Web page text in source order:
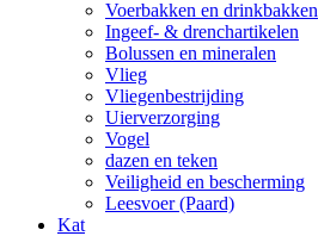
Voerbakken en drinkbakken
Ingeef- & drenchartikelen
Bolussen en mineralen
Vlieg
Vliegenbestrijding
Uierverzorging
Vogel
dazen en teken
Veiligheid en bescherming
Leesvoer (Paard)
Kat